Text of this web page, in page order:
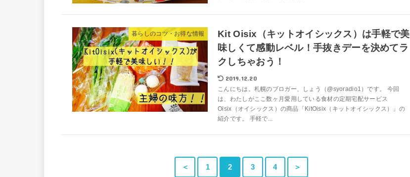
暮らしのコツ・お得な情報
Kit Oisix（キットオイシックス）は手軽で美
味しくて感動レベル！手抜きデーを決めてラ
クしちゃおう！
2019.12.20
こんにちは。札幌のブロガー、しょう（@syoradio1）です。 今回
は、わたしがここ数ヶ月愛用している食材の定期宅配サービス
Oisix（オイシックス）の商品「KitOisix（キットオイシックス）」の
紹介です。 手軽で...
＜ 1 2 3 4 ＞